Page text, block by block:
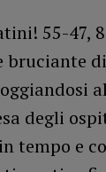
55-47,
bruciante
degli
tempo e